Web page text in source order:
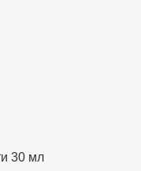
30 мл